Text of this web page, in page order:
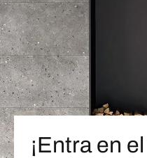
¡Entra en